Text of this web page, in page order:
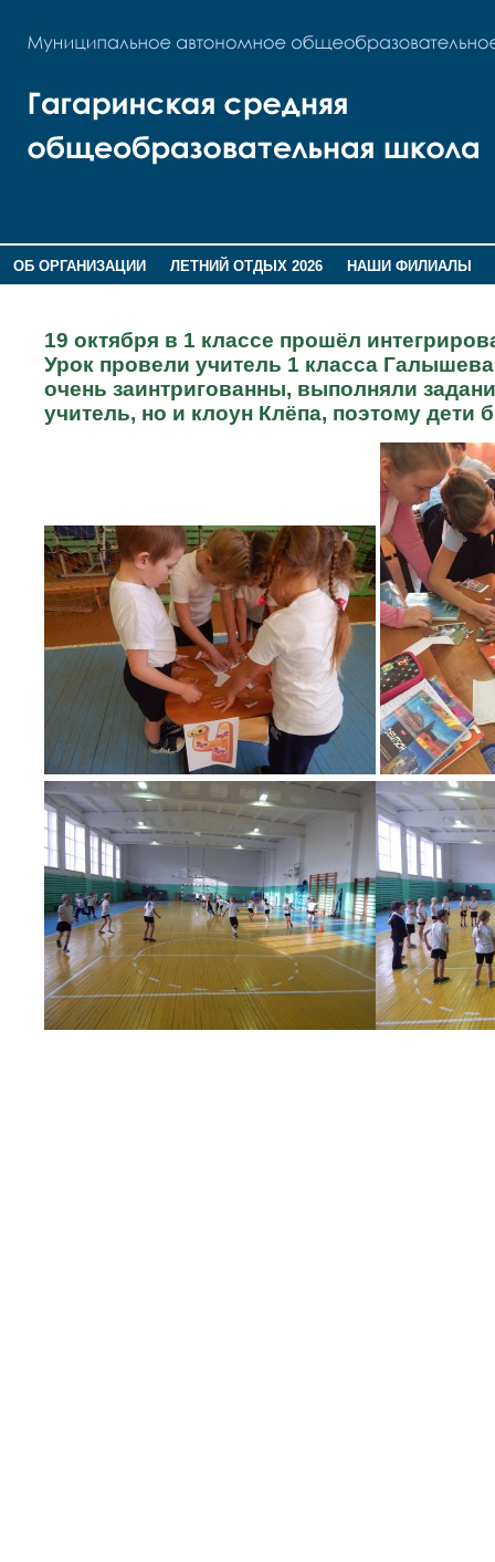
ОБ ОРГАНИЗАЦИИ ЛЕТНИЙ ОТДЫХ 2026
НАШИ ФИЛИАЛЫ
19 октября в 1 классе прошёл
Урок провели учитель 1 класса
очень заинтригованны, выполняли
учитель, но и клоун Клёпа, поэтому дети